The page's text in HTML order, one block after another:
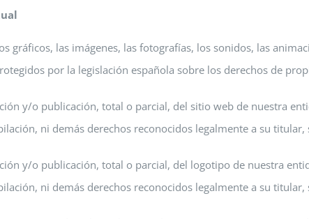
gráficos, las imágenes, las fotografías, los sonidos, las
por la legislación española sobre los derechos de
y/o publicación, total o parcial, del sitio web de nuestra
ni demás derechos reconocidos legalmente a su
y/o publicación, total o parcial, del logotipo de nuestra
ni demás derechos reconocidos legalmente a su